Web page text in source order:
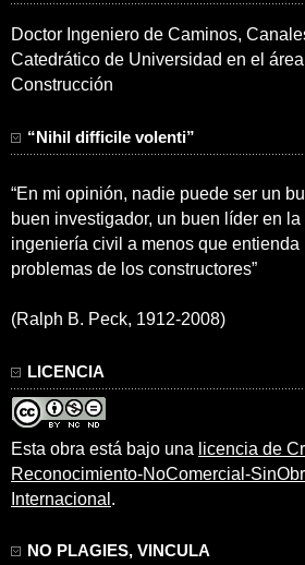
Doctor Ingeniero de Caminos,
Catedrático de Universidad en el
Construcción
“Nihil difficile volenti”
“En mi opinión, nadie puede ser un
buen investigador, un buen líder en
ingeniería civil a menos que entienda
problemas de los constructores”
(Ralph B. Peck, 1912-2008)
LICENCIA
Esta obra está bajo una licencia de
Reconocimiento-NoComercial-
Internacional .
NO PLAGIES, VINCULA